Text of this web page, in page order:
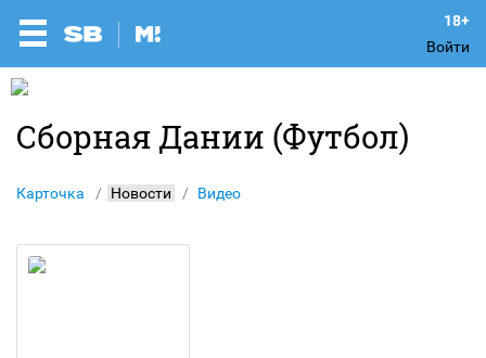
Войти
Сборная Дании (Футбол)
Карточка Новости Видео